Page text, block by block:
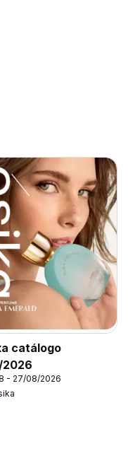
catálogo
2026
- 27/08/2026